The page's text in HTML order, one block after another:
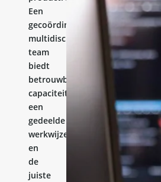
Een
gecoördineerd
multidisciplinair
team
biedt
betrouwbare
capaciteit,
een
gedeelde
werkwijze
en
de
juiste